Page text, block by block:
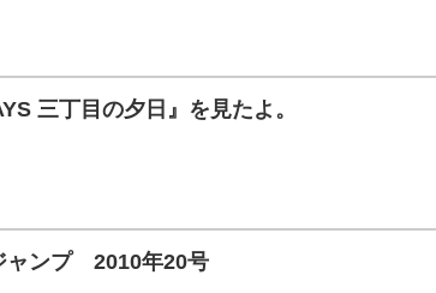
三丁目の夕日』を見たよ。
ャンプ 2010年20号